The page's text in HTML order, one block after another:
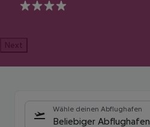
4
Next
Wähle deinen Abflughafen
Beliebiger Abflughafen